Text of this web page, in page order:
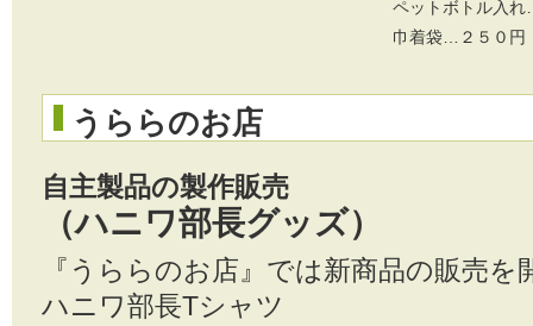
ペットボトル入
巾着袋…２５０円
うららのお店
自主製品の製作販売
（ハニワ部長グッズ）
『うららのお店』では新商品の販売を
ハニワ部長Tシャツ